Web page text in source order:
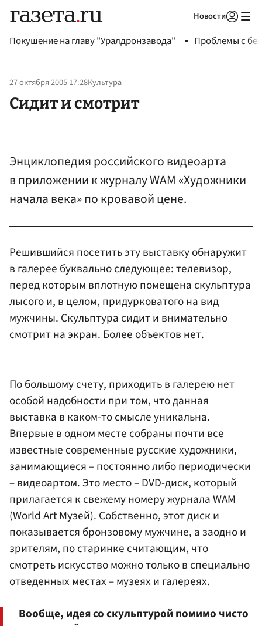
Новости
Покушение на главу "Уралдронзавода" Проблемы с
27 октября 2005 17:28Культура
Сидит и смотрит
Энциклопедия российского видеоарта
в приложении к журналу WAM «Художники
начала века» по кровавой цене.
Решившийся посетить эту выставку обнаружит
в галерее буквально следующее: телевизор,
перед которым вплотную помещена скульптура
лысого и, в целом, придурковатого на вид
мужчины. Скульптура сидит и внимательно
смотрит на экран. Более объектов нет.
По большому счету, приходить в галерею нет
особой надобности при том, что данная
выставка в каком-то смысле уникальна.
Впервые в одном месте собраны почти все
известные современные русские художники,
занимающиеся – постоянно либо периодически
– видеоартом. Это место – DVD-диск, который
прилагается к свежему номеру журнала WAM
(World Art Музей). Собственно, этот диск и
показывается бронзовому мужчине, а заодно и
зрителям, по старинке считающим, что
смотреть искусство можно только в специально
отведенных местах – музеях и галереях.
Вообще, идея со скульптурой помимо чисто